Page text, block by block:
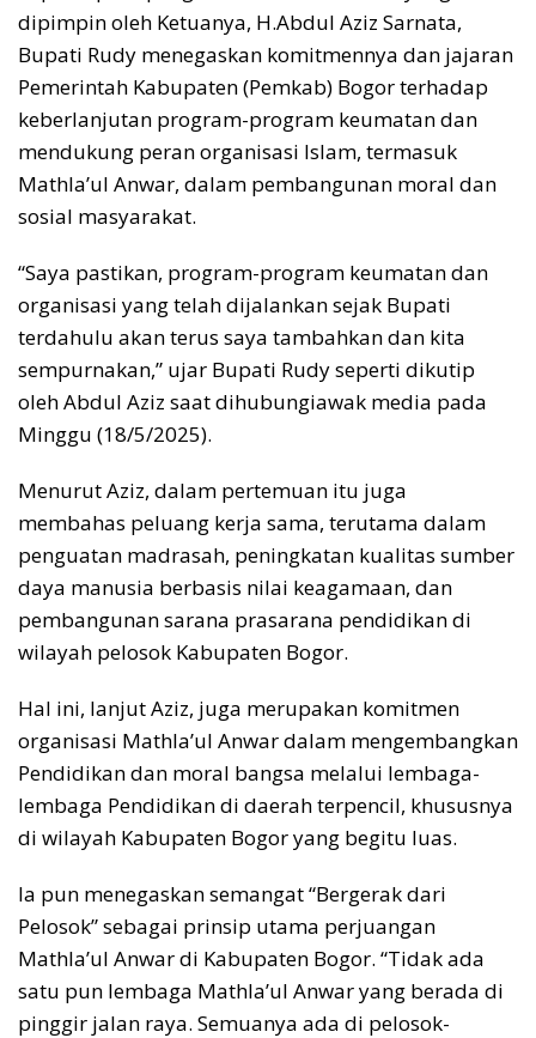
dipimpin oleh Ketuanya, H.Abdul Aziz Sarnata,
Bupati Rudy menegaskan komitmennya dan jajaran
Pemerintah Kabupaten (Pemkab) Bogor terhadap
keberlanjutan program-program keumatan dan
mendukung peran organisasi Islam, termasuk
Mathla’ul Anwar, dalam pembangunan moral dan
sosial masyarakat.
“Saya pastikan, program-program keumatan dan
organisasi yang telah dijalankan sejak Bupati
terdahulu akan terus saya tambahkan dan kita
sempurnakan,” ujar Bupati Rudy seperti dikutip
oleh Abdul Aziz saat dihubungiawak media pada
Minggu (18/5/2025).
Menurut Aziz, dalam pertemuan itu juga
membahas peluang kerja sama, terutama dalam
penguatan madrasah, peningkatan kualitas sumber
daya manusia berbasis nilai keagamaan, dan
pembangunan sarana prasarana pendidikan di
wilayah pelosok Kabupaten Bogor.
Hal ini, lanjut Aziz, juga merupakan komitmen
organisasi Mathla’ul Anwar dalam mengembangkan
Pendidikan dan moral bangsa melalui lembaga-
lembaga Pendidikan di daerah terpencil, khususnya
di wilayah Kabupaten Bogor yang begitu luas.
Ia pun menegaskan semangat “Bergerak dari
Pelosok” sebagai prinsip utama perjuangan
Mathla’ul Anwar di Kabupaten Bogor. “Tidak ada
satu pun lembaga Mathla’ul Anwar yang berada di
pinggir jalan raya. Semuanya ada di pelosok-